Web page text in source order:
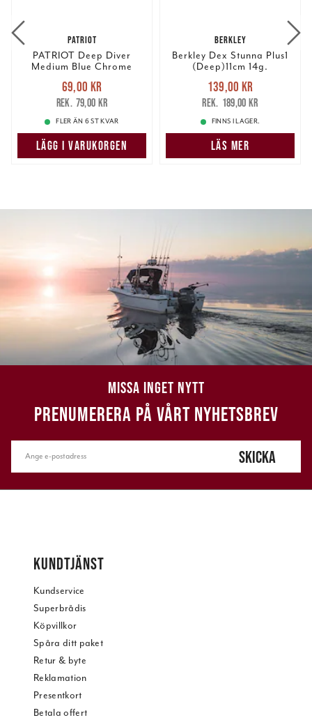
PATRIOT
PATRIOT Deep Diver
Medium Blue Chrome
Nuvarande pris
69,00 krTidigare pris
79,00 kr
69,00 kr
79,00 kr
FLER ÄN 6 ST KVAR
LÄGG I VARUKORGEN
BERKLEY
Berkley Dex Stunna Plus1
(Deep)11cm 14g.
Nuvarande pris
139,00 krTidigare pris
189,00 kr
139,00 kr
189,00 kr
FINNS I LAGER.
LÄS MER
MISSA INGET NYTT
PRENUMERERA PÅ VÅRT NYHETSBREV
SKICKA
KUNDTJÄNST
Kundservice
Superbrådis
Köpvillkor
Spåra ditt paket
Retur & byte
Reklamation
Presentkort
Betala offert